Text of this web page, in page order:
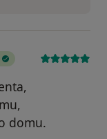
domu.